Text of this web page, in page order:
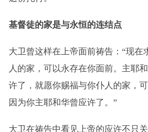
基督徒的家是与永恒的连结点
大卫曾这样在上帝面前祷告：“现在
人的家，可以永存在你面前。主耶
许了，就愿你赐福与你仆人的家，可
因为你主耶和华曾应许了。”
大卫在祷告中看见上帝的应许不只